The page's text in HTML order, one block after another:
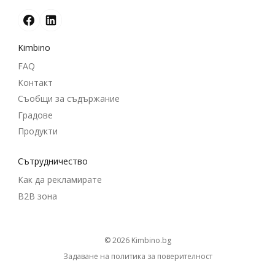
Kimbino
FAQ
Контакт
Съобщи за съдържание
Градове
Продукти
Cътрудничество
Как да рекламирате
B2B зона
© 2026 kimbino.bg
Задаване на политика за поверителност